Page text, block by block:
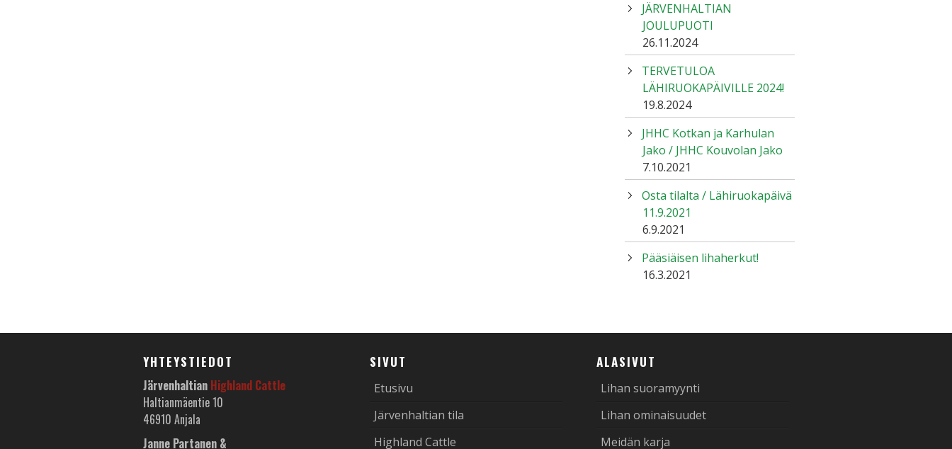
JÄRVENHALTIAN
JOULUPUOTI
26.11.2024
TERVETULOA
LÄHIRUOKAPÄIVILLE 2024!
19.8.2024
JHHC Kotkan ja Karhulan
Jako / JHHC Kouvolan Jako
7.10.2021
Osta tilalta / Lähiruokapäivä
11.9.2021
6.9.2021
Pääsiäisen lihaherkut!
16.3.2021
YHTEYSTIEDOT
Järvenhaltian Highland Cattle
Haltianmäentie 10
46910 Anjala
Janne Partanen &
SIVUT
Etusivu
Järvenhaltian tila
Highland Cattle
ALASIVUT
Lihan suoramyynti
Lihan ominaisuudet
Meidän karja